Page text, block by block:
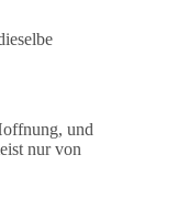
und
nur von